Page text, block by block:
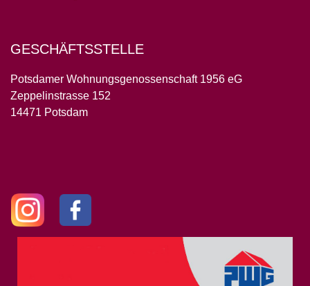
GESCHÄFTSSTELLE
Potsdamer Wohnungsgenossenschaft 1956 eG
Zeppelinstrasse 152
14471 Potsdam